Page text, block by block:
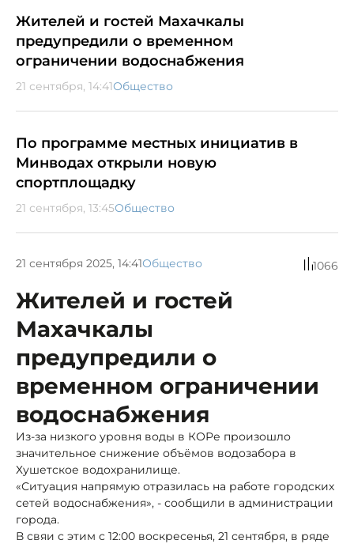
Жителей и гостей Махачкалы
предупредили о временном
ограничении водоснабжения
21 сентября, 14:41Общество
По программе местных инициатив в
Минводах открыли новую
спортплощадку
21 сентября, 13:45Общество
21 сентября 2025, 14:41Общество 1066
Жителей и гостей
Махачкалы
предупредили о
временном ограничении
водоснабжения
Из-за низкого уровня воды в КОРе произошло
значительное снижение объёмов водозабора в
Хушетское водохранилище.
«Ситуация напрямую отразилась на работе городских
сетей водоснабжения», - сообщили в администрации
города.
В свяи с этим с 12:00 воскресенья, 21 сентября, в ряде